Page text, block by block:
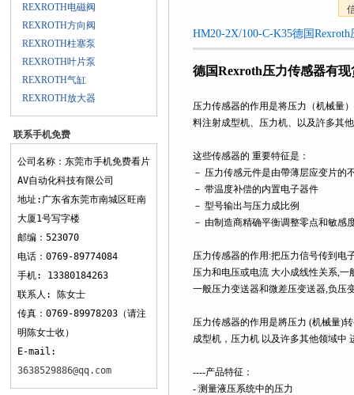
REXROTH电磁阀
REXROTH方向阀
REXROTH柱塞泵
REXROTH叶片泵
REXROTH气缸
REXROTH放大器
联系手机免费
看片AV
公司名称：东莞市手机免费看片
AV自动化科技有限公司
地址:广东省东莞市南城区旺南
大厦1号写字楼
邮编：523070
电话：0769-89774084
手机: 13380184263
联系人: 陈女士
传真：0769-89978203（请注
明陈女士收）
E-mail:
3638529886@qq.com
HM20-2X/100-C-K35德国
德国Rexroth压力传感器有现
压力传感器的作用是将压力（机械量
料注射成型机、压力机、以及許多其
这些传感器的 重要特征是：
－ 压力传感元件是由帶薄层应变片的
－ 带温度补偿的内置电子器件
－ 型号输出与压力成比例
－ 由制造商精确平衡调整零点和敏感
压力传感器的作用:把压力信号传到电
压力和电压或电流 大小成线性关系,
一般压力变送器和微差压变送器,负压
压力传感器的作用是將压力 (机械量)
成型机，压力机 以及许多其他领域中
----产品特征：
- 测量液压系统中的压力